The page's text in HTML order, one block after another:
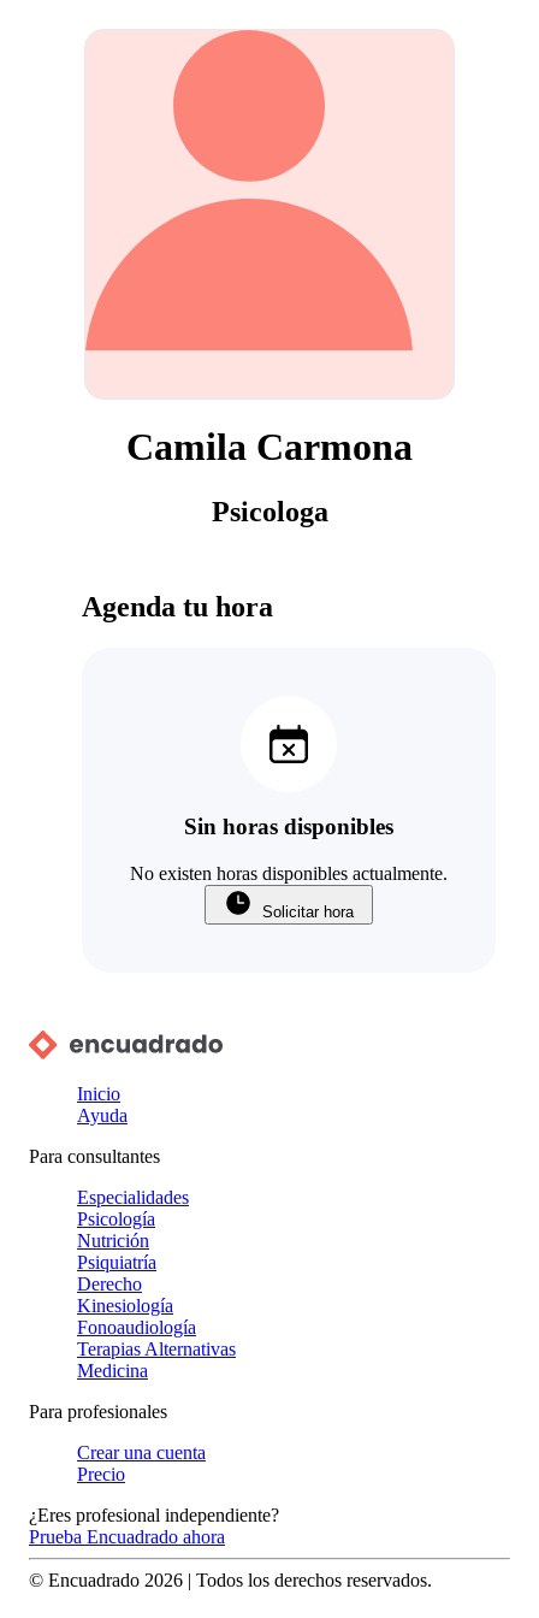
Camila Carmona
Psicologa
Agenda tu hora
Sin horas disponibles
No existen horas disponibles actualmente.
Solicitar hora
Inicio
Ayuda
Para consultantes
Especialidades
Psicología
Nutrición
Psiquiatría
Derecho
Kinesiología
Fonoaudiología
Terapias Alternativas
Medicina
Para profesionales
Crear una cuenta
Precio
¿Eres profesional independiente?
Prueba Encuadrado ahora
© Encuadrado 2026 | Todos los derechos reservados.